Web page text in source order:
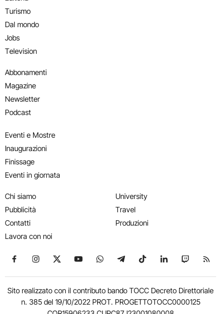
Turismo
Dal mondo
Jobs
Television
Abbonamenti
Magazine
Newsletter
Podcast
Eventi e Mostre
Inaugurazioni
Finissage
Eventi in giornata
Chi siamo
Pubblicità
Contatti
Lavora con noi
University
Travel
Produzioni
Seguici su Facebook
Seguici su Instagram
Seguici su X
Seguici su YouTube
Seguici su WhatsApp
Seguici su Telegram
Seguici su TikTok
Seguici su
Seguici
Sito realizzato con il contributo bando TOCC Decreto Direttoriale
n. 385 del 19/10/2022 PROT. PROGETTOTOCC0000125